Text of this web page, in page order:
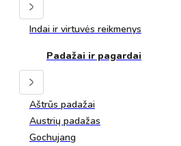
Indai ir virtuvės reikmenys
Padažai ir pagardai
Aštrūs padažai
Austrių padažas
Gochujang